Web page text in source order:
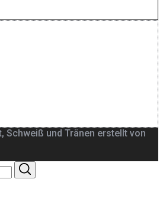
Schweiß und Tränen erstellt von